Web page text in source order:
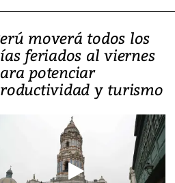
moverá todos los
feriados al viernes
potenciar
y turismo